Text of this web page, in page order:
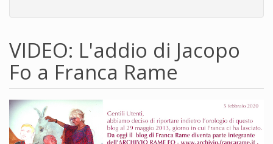
VIDEO: L'addio di Jacopo
Fo a Franca Rame